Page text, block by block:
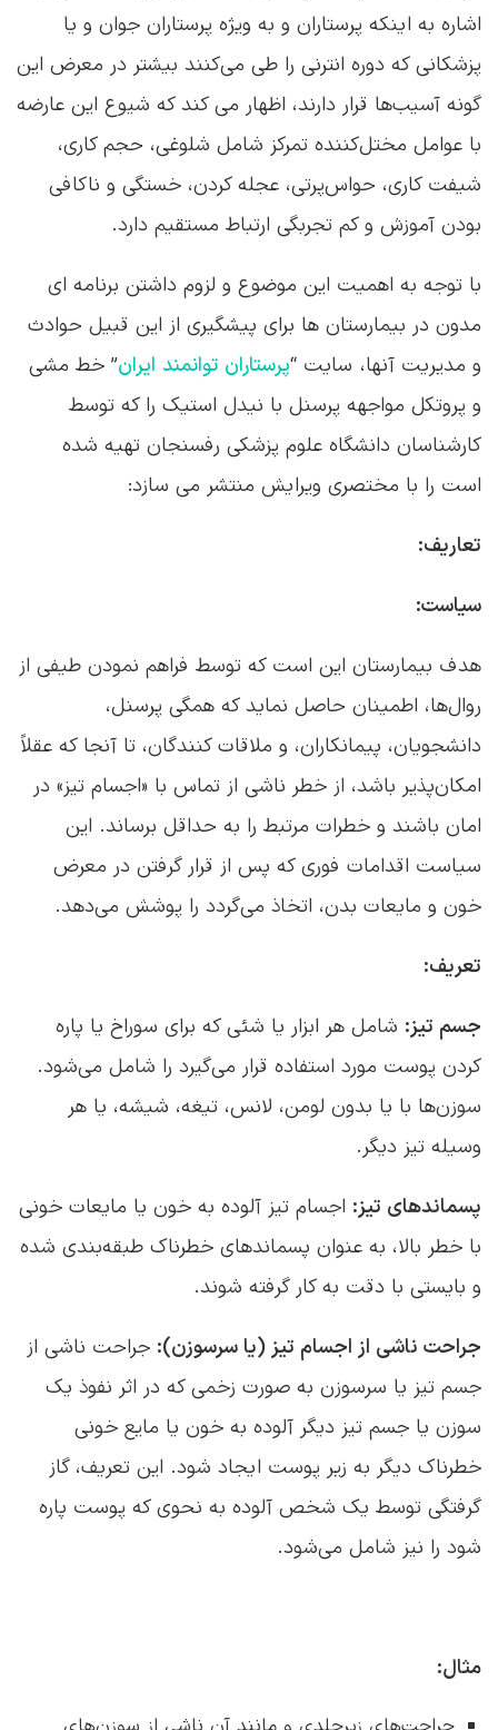
اشاره به اینکه پرستاران و به ویژه پرستاران جوان و یا
پزشکانی که دوره انترنی را طی می‌کنند بیشتر در معرض این‌
گونه آسیب‌ها قرار دارند، اظهار می کند که شیوع این عارضه
با عوامل مختل‌کننده تمرکز شامل شلوغی، حجم کاری،
شیفت کاری، حواس‌پرتی، عجله کردن، خستگی و ناکافی
بودن آموزش و کم تجربگی ارتباط مستقیم دارد.
با توجه به اهمیت این موضوع و لزوم داشتن برنامه ای
مدون در بیمارستان ها برای پیشگیری از این قبیل حوادث
و مدیریت آنها، سایت “پرستاران توانمند ایران” خط مشی
و پروتکل مواجهه پرسنل با نیدل استیک را که توسط
کارشناسان دانشگاه علوم پزشکی رفسنجان تهیه شده
است را با مختصری ویرایش منتشر می سازد:
تعاریف:
سیاست:
هدف بیمارستان این است که توسط فراهم نمودن طیفی از
روال‌ها، اطمینان حاصل نماید که همگی پرسنل،
دانشجویان، پیمانکاران، و ملاقات کنندگان، تا آنجا که عقلاً
امکان‌پذیر باشد، از خطر ناشی از تماس با «اجسام تیز» در
امان باشند و خطرات مرتبط را به حداقل برساند. این
سیاست اقدامات فوری که پس از قرار گرفتن در معرض
خون و مایعات بدن، اتخاذ می‌گردد را پوشش می‌دهد.
تعریف:
جسم تیز: شامل هر ابزار یا شئی که برای سوراخ یا پاره
کردن پوست مورد استفاده قرار می‌گیرد را شامل می‌شود.
سوزن‌ها با یا بدون لومن، لانس، تیغه، شیشه، یا هر
وسیله تیز دیگر.
پسماندهای تیز: اجسام تیز آلوده به خون یا مایعات خونی
با خطر بالا، به عنوان پسماندهای خطرناک طبقه‌بندی شده
و بایستی با دقت به کار گرفته شوند.
جراحت ناشی از اجسام تیز (یا سرسوزن): جراحت ناشی از
جسم تیز یا سرسوزن به صورت زخمی که در اثر نفوذ یک
سوزن یا جسم تیز دیگر آلوده به خون یا مایع خونی
خطرناک دیگر به زیر پوست ایجاد شود. این تعریف، گاز
گرفتگی توسط یک شخص آلوده به نحوی که پوست پاره
شود را نیز شامل می‌شود.
مثال: